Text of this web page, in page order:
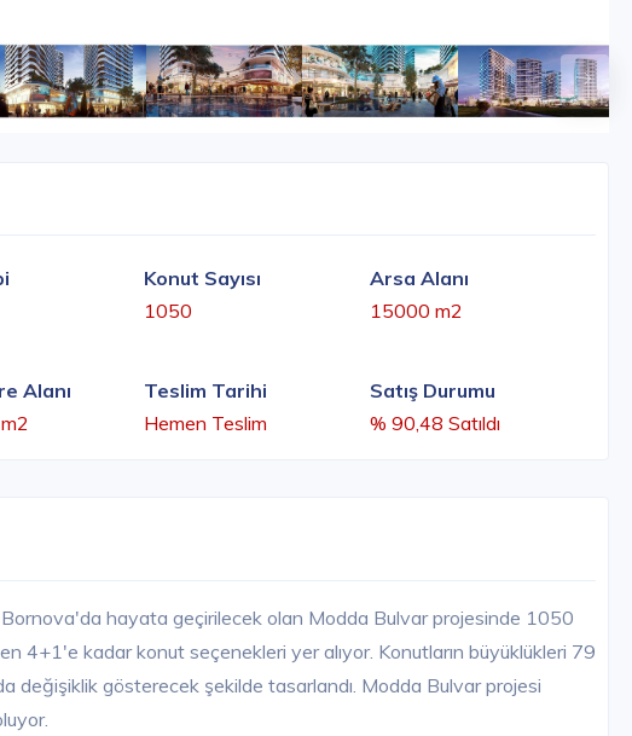
Konut Sayısı
1050
Arsa Alanı
15000 m2
Alanı
Teslim Tarihi
Hemen Teslim
Satış Durumu
% 90,48 Satıldı
hayata geçirilecek olan Modda Bulvar projesinde 1050
4+1'e kadar konut seçenekleri yer alıyor. Konutların büyüklükleri 79
değişiklik gösterecek şekilde tasarlandı. Modda Bulvar projesi